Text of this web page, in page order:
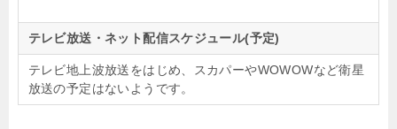
テレビ放送・ネット配信スケジュール(予定)
テレビ地上波放送をはじめ、スカパーやWOWOWなど衛星
放送の予定はないようです。